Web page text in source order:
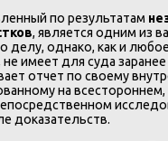
по результатам
, является одним из
делу, однако, как и
имеет для суда
отчет по своему
на
доказательств.